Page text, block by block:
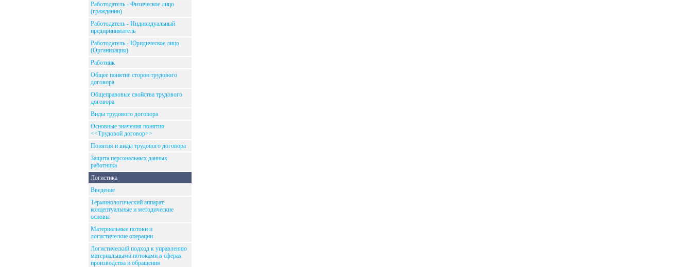
Работодатель - Физическое лицо
(гражданин)
Работодатель - Индивидуальный
предприниматель
Работодатель - Юридическое лицо
(Организация)
Работник
Общее понятие сторон трудового
договора
Общеправовые свойства трудового
договора
Виды трудового договора
Основные значения понятия
<<Трудовой договор>>
Понятия и виды трудового договора
Защита персональных данных
работника
Логистика
Введение
Терминологический аппарат,
концептуальные и методические
основы
Материальные потоки и
логистические операции
Логистический подход к управлению
материальными потоками в сферах
производства и обращения